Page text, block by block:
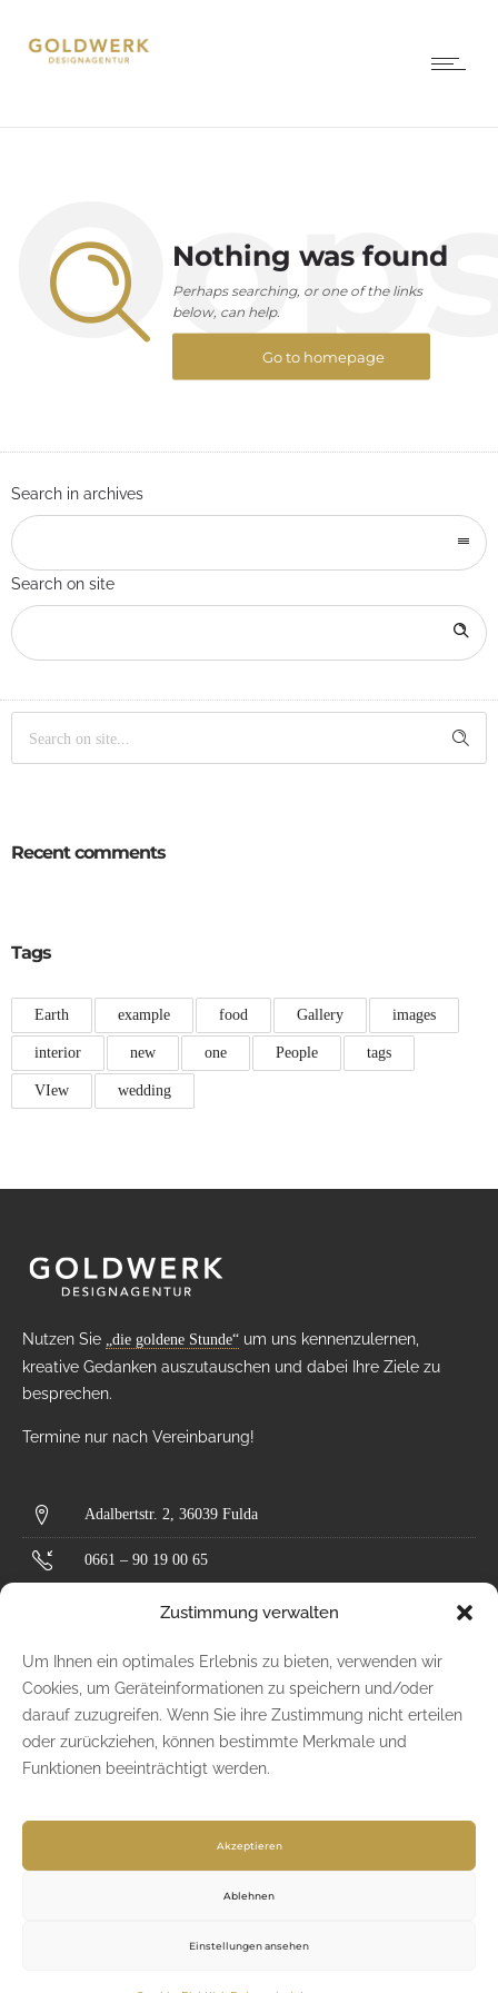
Zustimmung verwalten
Um Ihnen ein optimales Erlebnis zu bieten, verwenden wir
Cookies, um Geräteinformationen zu speichern und/oder
darauf zuzugreifen. Wenn Sie ihre Zustimmung nicht erteilen
oder zurückziehen, können bestimmte Merkmale und
Funktionen beeinträchtigt werden.
Akzeptieren
Ablehnen
Einstellungen ansehen
Nothing was found
Perhaps searching, or one of the links
below, can help.
Go to homepage
Search in archives
Search on site
Recent comments
Tags
Earth example food Gallery images
interior new one People tags
VIew wedding
Nutzen Sie „die goldene Stunde“ um uns kennenzulernen,
kreative Gedanken auszutauschen und dabei Ihre Ziele zu
besprechen.
Termine nur nach Vereinbarung!
Adalbertstr. 2, 36039 Fulda
0661 – 90 19 00 65
kontakt@goldwerk.design
Impressum
Datenschutz